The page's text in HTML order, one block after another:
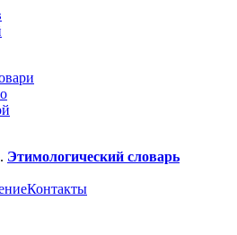
Этимологический словарь
Контакты